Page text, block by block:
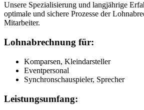
Unsere Spezialisierung und langjährige
optimale und sichere Prozesse der
Mitarbeiter.
Lohnabrechnung für:
Komparsen, Kleindarsteller
Eventpersonal
Synchronschauspieler, Sprecher
Leistungsumfang: